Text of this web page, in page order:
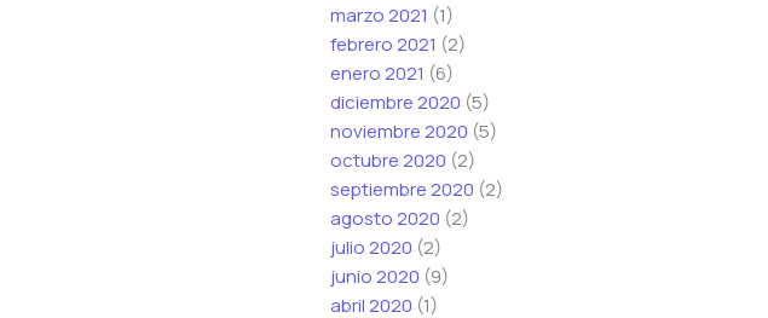
marzo 2021 (1)
febrero 2021 (2)
enero 2021 (6)
diciembre 2020 (5)
noviembre 2020 (5)
octubre 2020 (2)
septiembre 2020 (2)
agosto 2020 (2)
julio 2020 (2)
junio 2020 (9)
abril 2020 (1)